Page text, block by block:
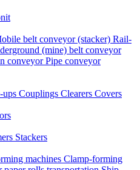
belt conveyor (stacker) Rail-
(mine) belt conveyor
conveyorPipe conveyor
ups Couplings Clearers Covers
Stackers
machines Clamp-forming